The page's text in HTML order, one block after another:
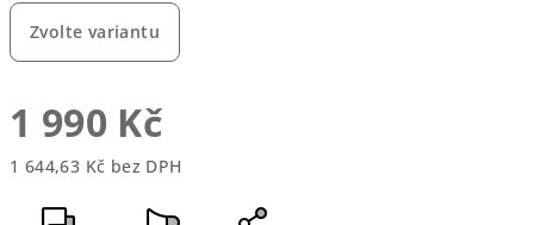
Zvolte variantu
1 990 Kč
1 644,63 Kč bez DPH
cena: